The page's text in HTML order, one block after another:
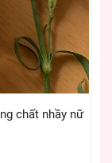
chất nhầy nữ